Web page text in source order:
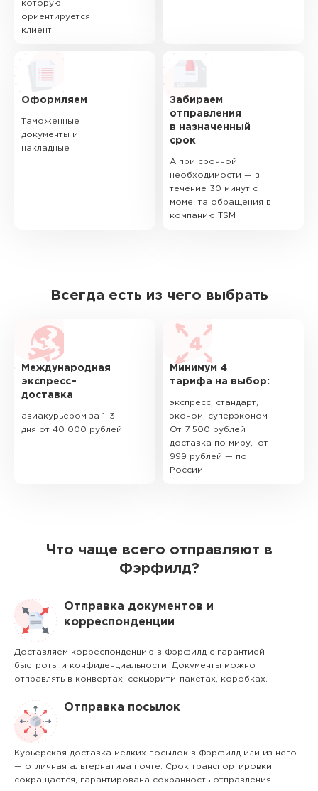
которую
ориентируется
клиент
Оформляем
Таможенные
документы и
накладные
Забираем
отправления
в назначенный
срок
А при срочной
необходимости — в
течение 30 минут с
момента обращения в
компанию TSM
Всегда есть из чего выбрать
Международная
экспресс–
доставка
авиакурьером за 1–3
дня от 40 000 рублей
Минимум 4
тарифа на выбор:
экспресс, стандарт,
эконом, суперэконом
От 7 500 рублей
доставка по миру, от
999 рублей — по
России.
Что чаще всего отправляют в
Фэрфилд?
Отправка документов и
корреспонденции
Доставляем корреспонденцию в Фэрфилд с гарантией
быстроты и конфиденциальности. Документы можно
отправлять в конвертах, секьюрити-пакетах, коробках.
Отправка посылок
Курьерская доставка мелких посылок в Фэрфилд или из него
— отличная альтернатива почте. Срок транспортировки
сокращается, гарантирована сохранность отправления.